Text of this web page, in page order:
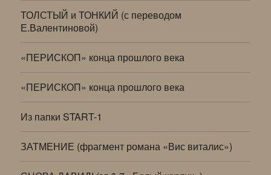
ТОЛСТЫЙ и ТОНКИЙ (с переводом
Е.Валентиновой)
«ПЕРИСКОП» конца прошлого века
«ПЕРИСКОП» конца прошлого века
Из папки START-1
ЗАТМЕНИЕ (фрагмент романа «Вис виталис»)